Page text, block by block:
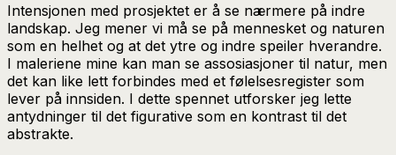
Intensjonen med prosjektet er å se nærmere på indre
landskap. Jeg mener vi må se på mennesket og naturen
som en helhet og at det ytre og indre speiler hverandre.
I maleriene mine kan man se assosiasjoner til natur, men
det kan like lett forbindes med et følelsesregister som
lever på innsiden. I dette spennet utforsker jeg lette
antydninger til det figurative som en kontrast til det
abstrakte.